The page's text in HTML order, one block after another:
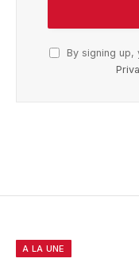
By signing
A LA UNE